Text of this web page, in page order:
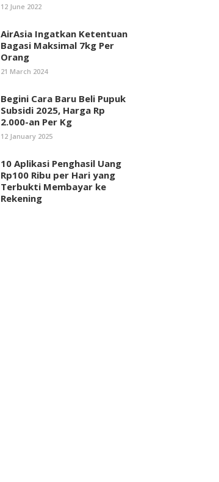
12 June 2022
AirAsia Ingatkan Ketentuan
Bagasi Maksimal 7kg Per
Orang
21 March 2024
Begini Cara Baru Beli Pupuk
Subsidi 2025, Harga Rp
2.000-an Per Kg
12 January 2025
10 Aplikasi Penghasil Uang
Rp100 Ribu per Hari yang
Terbukti Membayar ke
Rekening